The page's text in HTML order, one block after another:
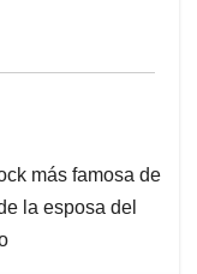
más famosa de
la esposa del